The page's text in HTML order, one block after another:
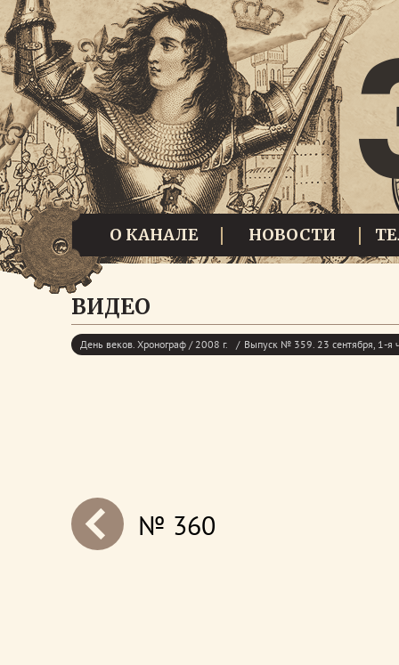
О КАНАЛЕ НОВОСТИ
ВИДЕО
День веков. Хронограф / 2008 г. Выпуск № 359. 23 сентября, 1-я
next№ 360